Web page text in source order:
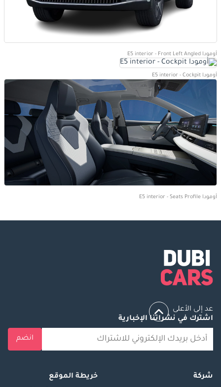
أومودا E5 interior - Front Left Angled
أومودا E5 interior - Cockpit
أومودا E5 interior - Seats Profile
عد إلى الأعلى
اشترك في نشراتنا الإخبارية
انضم
شركة
خريطة الموقع